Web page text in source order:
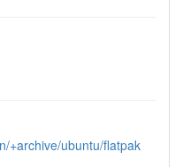
+archive/ubuntu/flatpak